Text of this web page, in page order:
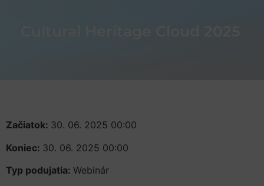
Začiatok: 30. 06. 2025 00:00
Koniec: 30. 06. 2025 00:00
Typ podujatia: Webinár